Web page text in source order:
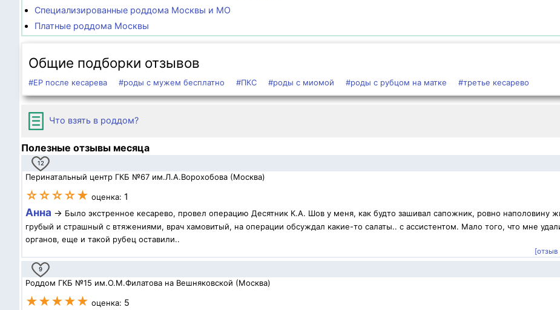
Специализированные роддома Москвы и МО
Платные роддома Москвы
Общие подборки отзывов
#ЕР после кесарева #роды с мужем бесплатно #ПКС #роды с миомой #роды с рубцом на матке #третье кесарево
Что взять в роддом?
Полезные отзывы месяца
12
Перинатальный центр ГКБ №67 им.Л.А.Ворохобова (Москва)
☆☆☆☆★ оценка: 1
Анна → Было экстренное кесарево, провел операцию Десятник К.А. Шов у меня, как будто зашивал сапожник, ровно наполовину
грубый и страшный с втяжениями, врач хамовитый, на операции обсуждал какие-то салаты.. с ассистентом. Мало того, что мне
органов, еще и такой рубец оставили..
9
Роддом ГКБ №15 им.О.М.Филатова на Вешняковской (Москва)
★★★★★ оценка: 5